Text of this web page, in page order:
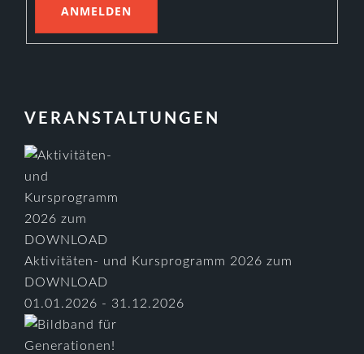
VERANSTALTUNGEN
Aktivitäten- und Kursprogramm 2026 zum
DOWNLOAD
01.01.2026 - 31.12.2026